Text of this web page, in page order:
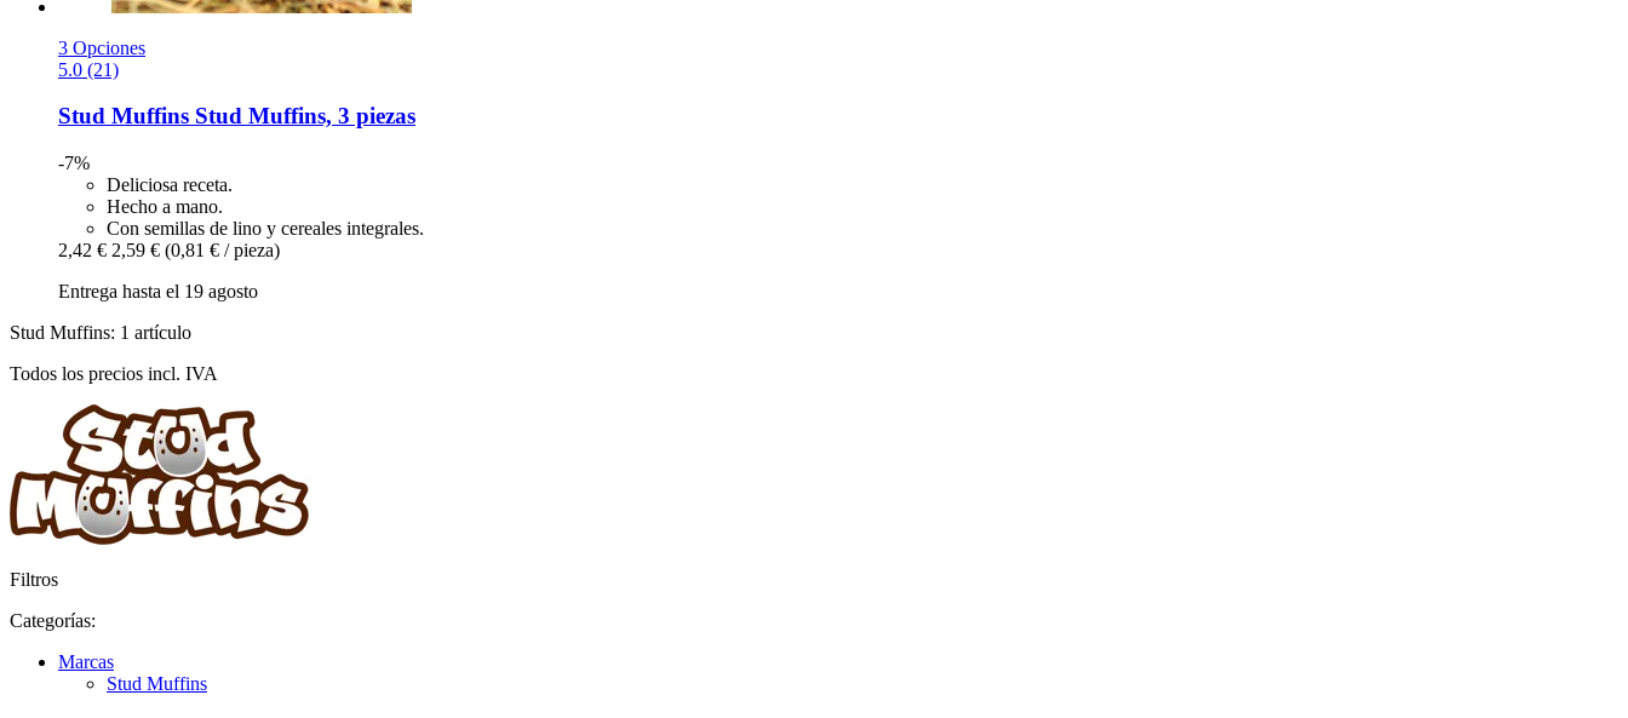
3 Opciones
5.0 (21)
Stud Muffins Stud Muffins, 3 piezas
-7%
Deliciosa receta.
Hecho a mano.
Con semillas de lino y cereales integrales.
2,42 € 2,59 € (0,81 € / pieza)
Entrega hasta el 19 agosto
Stud Muffins: 1 artículo
Todos los precios incl. IVA
Filtros
Categorías:
Marcas
Stud Muffins